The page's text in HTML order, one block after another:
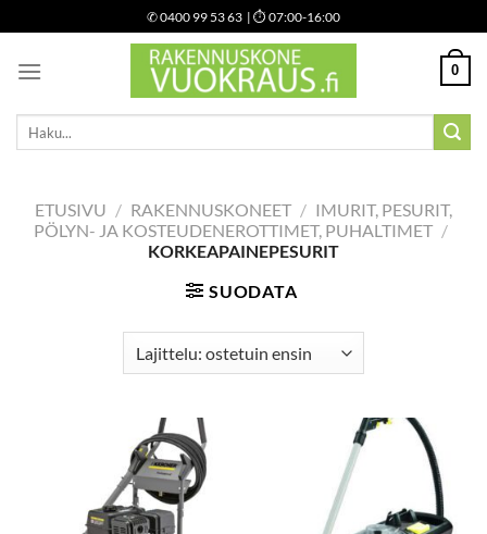
to
content
✆0400 99 53 63 | ⏱ 07:00-16:00
0
Etsi:
ETUSIVU / RAKENNUSKONEET / IMURIT, PESURIT,
PÖLYN- JA KOSTEUDENEROTTIMET, PUHALTIMET /
KORKEAPAINEPESURIT
SUODATA